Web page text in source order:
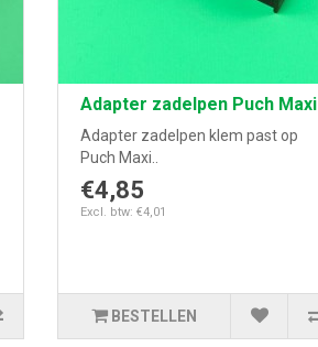
Adapter zadelpen Puch Maxi
Adapter zadelpen klem past op
Puch Maxi..
€4,85
Excl. btw: €4,01
BESTELLEN